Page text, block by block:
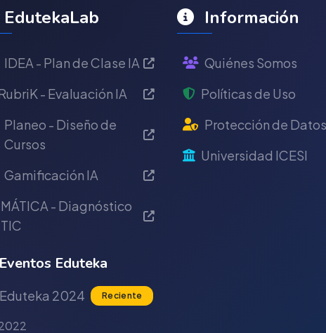
EdutekaLab
IDEA - Plan de Clase IA
- Evaluación IA
Planeo - Diseño de
Cursos
Gamificación IA
MÁTICA - Diagnóstico
TIC
Eventos Eduteka
Eduteka 2024 Reciente
Información
Quiénes Somos
Políticas de Uso
Protección de Datos
Universidad ICESI